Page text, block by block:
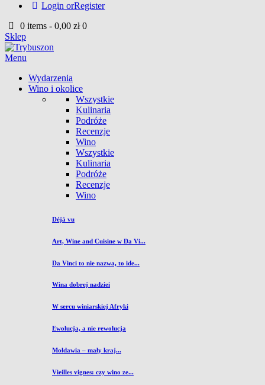
Login orRegister
0 items -0,00 zł 0
Sklep
Menu
Wydarzenia
Wino i okolice
Wszystkie
Kulinaria
Podróże
Recenzje
Wino
Wszystkie
Kulinaria
Podróże
Recenzje
Wino
Déjà vu
Art, Wine and Cuisine w Da Vi...
Da Vinci to nie nazwa, to ide...
Wina dobrej nadziei
W sercu winiarskiej Afryki
Ewolucja, a nie rewolucja
Mołdawia – mały kraj...
Vieilles vignes: czy wino ze...